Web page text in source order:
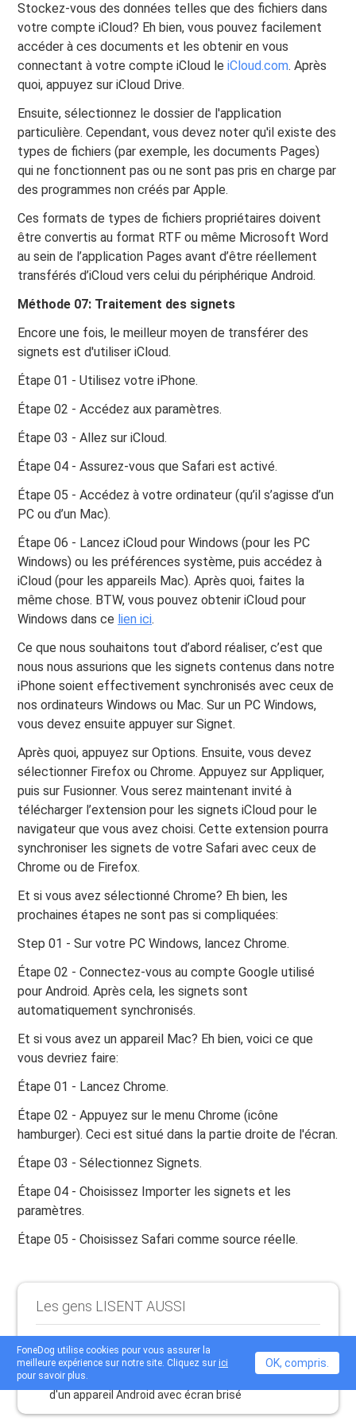
Stockez-vous des données telles que des fichiers dans
votre compte iCloud? Eh bien, vous pouvez facilement
accéder à ces documents et les obtenir en vous
connectant à votre compte iCloud leiCloud.com. Après
quoi, appuyez sur iCloud Drive.
Ensuite, sélectionnez le dossier de l'application
particulière. Cependant, vous devez noter qu'il existe des
types de fichiers (par exemple, les documents Pages)
qui ne fonctionnent pas ou ne sont pas pris en charge par
des programmes non créés par Apple.
Ces formats de types de fichiers propriétaires doivent
être convertis au format RTF ou même Microsoft Word
au sein de l’application Pages avant d’être réellement
transférés d’iCloud vers celui du périphérique Android.
Méthode 07: Traitement des signets
Encore une fois, le meilleur moyen de transférer des
signets est d'utiliser iCloud.
Étape 01 - Utilisez votre iPhone.
Étape 02 - Accédez aux paramètres.
Étape 03 - Allez sur iCloud.
Étape 04 - Assurez-vous que Safari est activé.
Étape 05 - Accédez à votre ordinateur (qu’il s’agisse d’un
PC ou d’un Mac).
Étape 06 - Lancez iCloud pour Windows (pour les PC
Windows) ou les préférences système, puis accédez à
iCloud (pour les appareils Mac). Après quoi, faites la
même chose. BTW, vous pouvez obtenir iCloud pour
Windows dans ce lien ici.
Ce que nous souhaitons tout d’abord réaliser, c’est que
nous nous assurions que les signets contenus dans notre
iPhone soient effectivement synchronisés avec ceux de
nos ordinateurs Windows ou Mac. Sur un PC Windows,
vous devez ensuite appuyer sur Signet.
Après quoi, appuyez sur Options. Ensuite, vous devez
sélectionner Firefox ou Chrome. Appuyez sur Appliquer,
puis sur Fusionner. Vous serez maintenant invité à
télécharger l’extension pour les signets iCloud pour le
navigateur que vous avez choisi. Cette extension pourra
synchroniser les signets de votre Safari avec ceux de
Chrome ou de Firefox.
Et si vous avez sélectionné Chrome? Eh bien, les
prochaines étapes ne sont pas si compliquées:
Step 01 - Sur votre PC Windows, lancez Chrome.
Étape 02 - Connectez-vous au compte Google utilisé
pour Android. Après cela, les signets sont
automatiquement synchronisés.
Et si vous avez un appareil Mac? Eh bien, voici ce que
vous devriez faire:
Étape 01 - Lancez Chrome.
Étape 02 - Appuyez sur le menu Chrome (icône
hamburger). Ceci est situé dans la partie droite de l'écran.
Étape 03 - Sélectionnez Signets.
Étape 04 - Choisissez Importer les signets et les
paramètres.
Étape 05 - Choisissez Safari comme source réelle.
Les gens LISENT AUSSI
supprimés sur votre appareil Android
Comment faire pour récupérer des contacts à partir
d'un appareil Android avec écran brisé
FoneDog utilise cookies pour vous assurer la
meilleure expérience sur notre site. Cliquez sur ici
pour savoir plus.
OK, compris.